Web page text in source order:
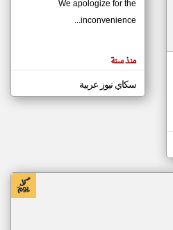
مصادر الأخبار من موريتانيا
اخبار موريتانيا على مدار الساعة
أهم اخبار موريتانيا العاجلة والمباشرة
We apologize for the
inconvenience...
منذ سنة
سكاي نيوز عربية
klyoum.com